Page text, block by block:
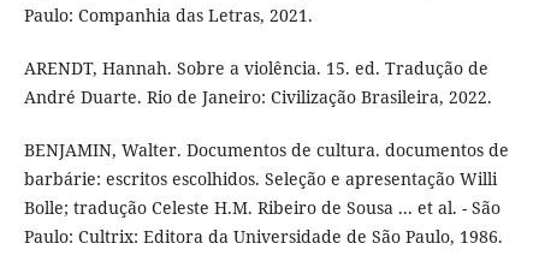
Paulo: Companhia das Letras, 2021.
ARENDT, Hannah. Sobre a violência. 15. ed. Tradução de
André Duarte. Rio de Janeiro: Civilização Brasileira, 2022.
BENJAMIN, Walter. Documentos de cultura. documentos de
barbárie: escritos escolhidos. Seleção e apresentação Willi
Bolle; tradução Celeste H.M. Ribeiro de Sousa ... et al. - São
Paulo: Cultrix: Editora da Universidade de São Paulo, 1986.